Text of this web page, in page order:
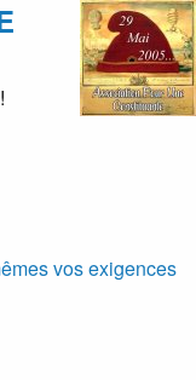
vos exigences